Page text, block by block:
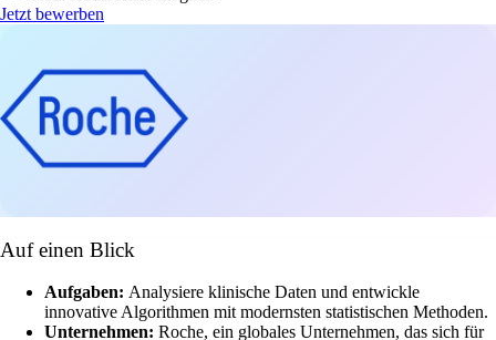
Jetzt bewerben
Auf einen Blick
Aufgaben: Analysiere klinische Daten und entwickle
innovative Algorithmen mit modernsten statistischen Methoden.
Unternehmen: Roche, ein globales Unternehmen, das sich für